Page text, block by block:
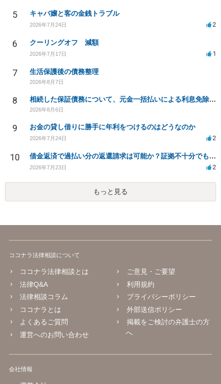
5 キャバ嬢と客の金銭トラブル
2026年7月24日 2
6 クーリングオフ 減額
2026年7月17日 1
7 生活保護後の債務整理
2026年8月7日
8 相続した保証債務について、元金一括払いによる利息免除の交渉は可能でしょうか
2026年8月6日
9 お金の貸し借りに勝手に年利をつけるのはどうなのか
2026年7月24日 2
10 借金返済で過払い分の返還請求は可能か？証拠不十分でも弁護士に相談したい
2026年7月23日 2
もっと見る
ココナラ法律相談について
ココナラ法律相談とは
法律Q&A
法律相談コラム
ココナラとは
よくあるご質問
運営へのお問い合わせ
ご意見・ご要望
利用規約
プライバシーポリシー
外部送信ポリシー
掲載をご検討の弁護士の方
へ
会社情報